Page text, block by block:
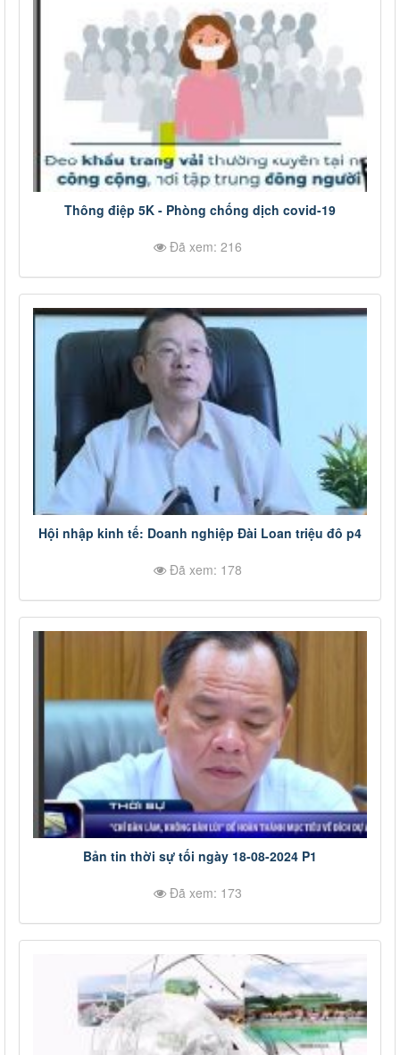
Thông điệp 5K - Phòng chống dịch covid-19
Đã xem: 216
Hội nhập kinh tế: Doanh nghiệp Đài Loan triệu đô p4
Đã xem: 178
Bản tin thời sự tối ngày 18-08-2024 P1
Đã xem: 173